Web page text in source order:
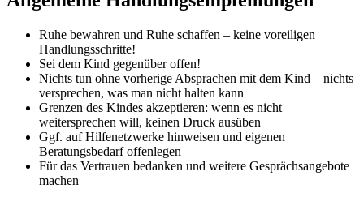
Ruhe bewahren und Ruhe schaffen – keine voreiligen
Handlungsschritte!
Sei dem Kind gegenüber offen!
Nichts tun ohne vorherige Absprachen mit dem Kind – nichts
versprechen, was man nicht halten kann
Grenzen des Kindes akzeptieren: wenn es nicht
weitersprechen will, keinen Druck ausüben
Ggf. auf Hilfenetzwerke hinweisen und eigenen
Beratungsbedarf offenlegen
Für das Vertrauen bedanken und weitere Gesprächsangebote
machen